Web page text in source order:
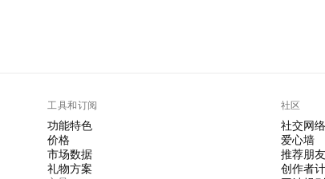
工具和订阅
功能特色
价格
市场数据
礼物方案
社区
社交网络
爱心墙
推荐朋友
创作者